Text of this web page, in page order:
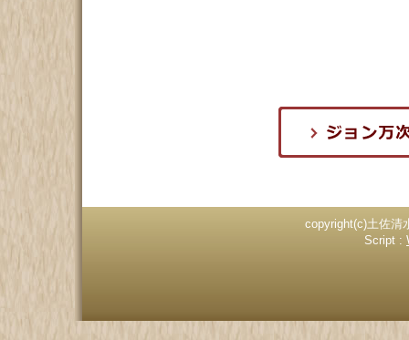
copyright(c)土佐清
Script :